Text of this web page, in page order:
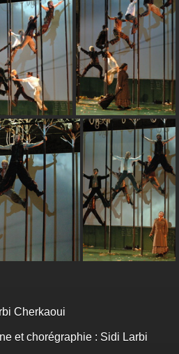
Cherkaoui
et chorégraphie : Sidi Larbi